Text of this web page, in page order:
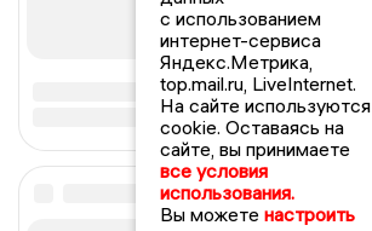
с использованием
интернет-сервиса
Яндекс.Метрика,
top.mail.ru, LiveInternet.
На сайте используются
cookie. Оставаясь на
сайте, вы принимаете
все условия
использования.
Вы можете настроить